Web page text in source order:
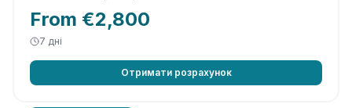
From €2,800
7 дні
Отримати розрахунок